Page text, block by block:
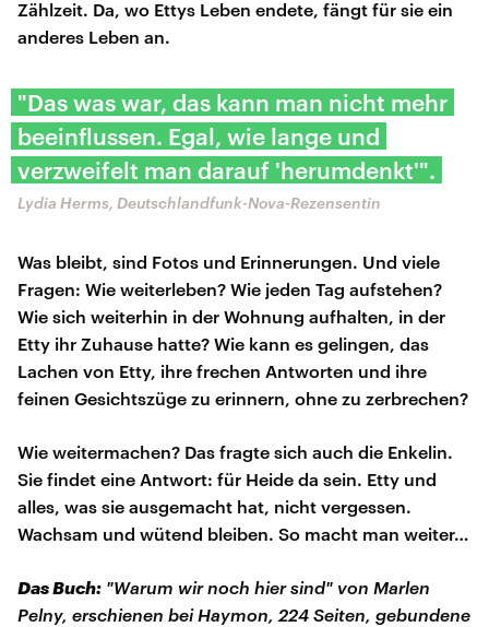
Zählzeit. Da, wo Ettys Leben endete, fängt für sie ein
anderes Leben an.
"Das was war, das kann man nicht mehr
beeinflussen. Egal, wie lange und
verzweifelt man darauf 'herumdenkt'".
Lydia Herms, Deutschlandfunk-Nova-Rezensentin
Was bleibt, sind Fotos und Erinnerungen. Und viele
Fragen: Wie weiterleben? Wie jeden Tag aufstehen?
Wie sich weiterhin in der Wohnung aufhalten, in der
Etty ihr Zuhause hatte? Wie kann es gelingen, das
Lachen von Etty, ihre frechen Antworten und ihre
feinen Gesichtszüge zu erinnern, ohne zu zerbrechen?
Wie weitermachen? Das fragte sich auch die Enkelin.
Sie findet eine Antwort: für Heide da sein. Etty und
alles, was sie ausgemacht hat, nicht vergessen.
Wachsam und wütend bleiben. So macht man weiter…
Das Buch: "Warum wir noch hier sind" von Marlen
Pelny, erschienen bei Haymon, 224 Seiten, gebundene